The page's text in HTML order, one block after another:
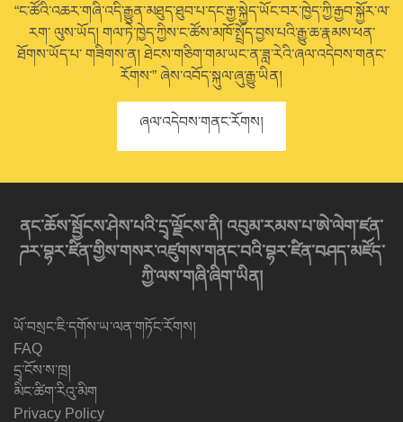
“ང་ཚོའི་འཆར་གཞི་འདི་རྒྱུན་མཐུད་ཐུབ་པ་དང་རྒྱ་སྐྱེད་ཡོང་བར་ཁྱེད་ཀྱི་རྒྱབ་སྐྱོར་ལ་
རག་ ལུས་ཡོད། གལ་ཏེ་ཁྱེད་ཀྱིས་ང་ཚོས་མཁོ་སྤྲོད་བྱས་པའི་རྒྱུ་ཆ་རྣམས་ཕན་
ཐོགས་ཡོད་པ་ གཟིགས་ན། ཐེངས་གཅིག་གམ་ཡང་ན་ཟླ་རེའི་ཞལ་འདེབས་གནང་
རོགས་” ཞེས་འབོད་སྐུལ་ཞུ་རྒྱུ་ཡིན།
ཞལ་འདེབས་གནང་རོགས།
ནང་ཆོས་སྦྱོངས་ཤེས་པའི་དྲྭ་ལྗོངས་ནི། འབུམ་རམས་པ་ཨེ་ལེག་ཛན་
ཌར་བྷར་ཛིན་གྱིས་གསར་འཛུགས་གནང་བའི་བྷར་ཛིན་བཤད་མཛོད་
ཀྱི་ལས་གཞི་ཞིག་ཡིན།
ཡོ་བསྲང་ཇི་དགོས་ཡ་ལན་གཏོང་རོགས།
FAQ
དྲྭ་ངོས་ས་ཁྲ།
མིང་ཚིག་རིའུ་མིག
Privacy Policy